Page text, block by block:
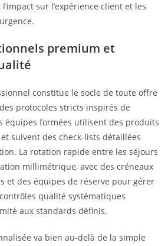
sur l’expérience client et les
premium et
constitue le socle de toute offre
protocoles stricts inspirés de
équipes formées utilisent des produits
suivent des check-lists détaillées
La rotation rapide entre les séjours
millimétrique, avec des créneaux
et des équipes de réserve pour gérer
qualité systématiques
aux standards définis.
va bien au-delà de la simple